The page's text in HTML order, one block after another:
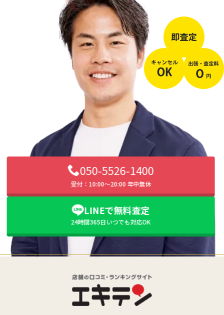
050-5526-1400
受付：10:00〜20:00 年中無休
LINEで無料査定
24時間365日いつでも対応OK